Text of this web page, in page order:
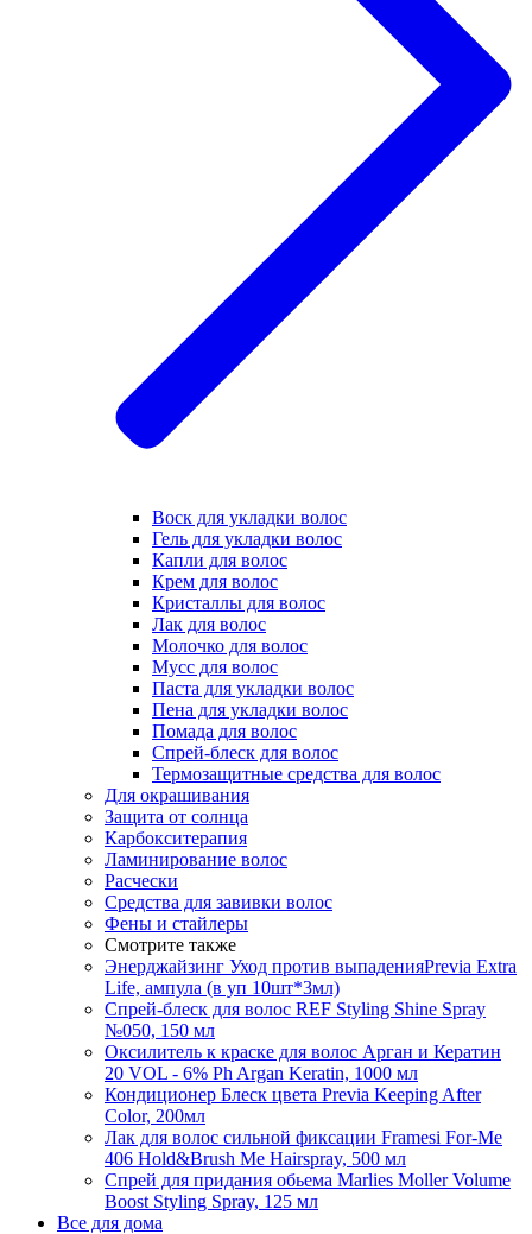
Воск для укладки волос
Гель для укладки волос
Капли для волос
Крем для волос
Кристаллы для волос
Лак для волос
Молочко для волос
Мусс для волос
Паста для укладки волос
Пена для укладки волос
Помада для волос
Спрей-блеск для волос
Термозащитные средства для волос
Для окрашивания
Защита от солнца
Карбокситерапия
Ламинирование волос
Расчески
Средства для завивки волос
Фены и стайлеры
Смотрите также
Энерджайзинг Уход против выпаденияPrevia Extra
Life, ампула (в уп 10шт*3мл)
Спрей-блеск для волос REF Styling Shine Spray
№050, 150 мл
Оксилитель к краске для волос Арган и Кератин
20 VOL - 6% Ph Argan Keratin, 1000 мл
Кондиционер Блеск цвета Previa Keeping After
Color, 200мл
Лак для волос сильной фиксации Framesi For-Me
406 Hold&Brush Me Hairspray, 500 мл
Спрей для придания обьема Marlies Moller Volume
Boost Styling Spray, 125 мл
Все для дома